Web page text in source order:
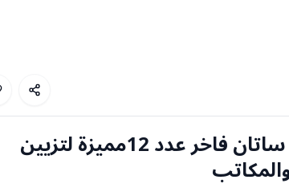
باقة ورد ساتان فاخر عدد 12مميزة لتزيين